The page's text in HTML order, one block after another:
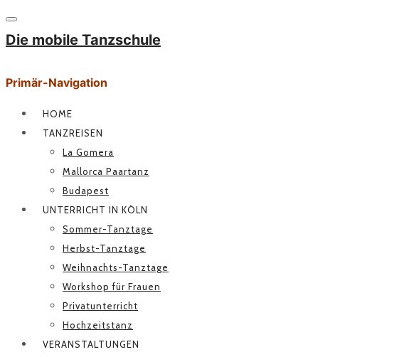
Die mobile Tanzschule
Primär-Navigation
HOME
TANZREISEN
La Gomera
Mallorca Paartanz
Budapest
UNTERRICHT IN KÖLN
Sommer-Tanztage
Herbst-Tanztage
Weihnachts-Tanztage
Workshop für Frauen
Privatunterricht
Hochzeitstanz
VERANSTALTUNGEN